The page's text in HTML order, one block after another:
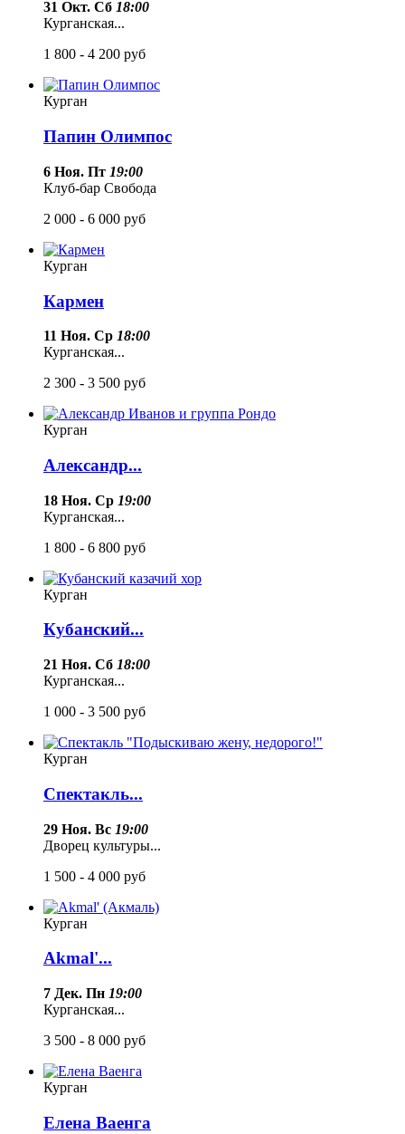
31 Окт. Сб 18:00
Курганская...
1 800 - 4 200 руб
Курган
Папин Олимпос
6 Ноя. Пт 19:00
Клуб-бар Свобода
2 000 - 6 000 руб
Курган
Кармен
11 Ноя. Ср 18:00
Курганская...
2 300 - 3 500 руб
Курган
Александр...
18 Ноя. Ср 19:00
Курганская...
1 800 - 6 800 руб
Курган
Кубанский...
21 Ноя. Сб 18:00
Курганская...
1 000 - 3 500 руб
Курган
Спектакль...
29 Ноя. Вс 19:00
Дворец культуры...
1 500 - 4 000 руб
Курган
Akmal'...
7 Дек. Пн 19:00
Курганская...
3 500 - 8 000 руб
Курган
Елена Ваенга